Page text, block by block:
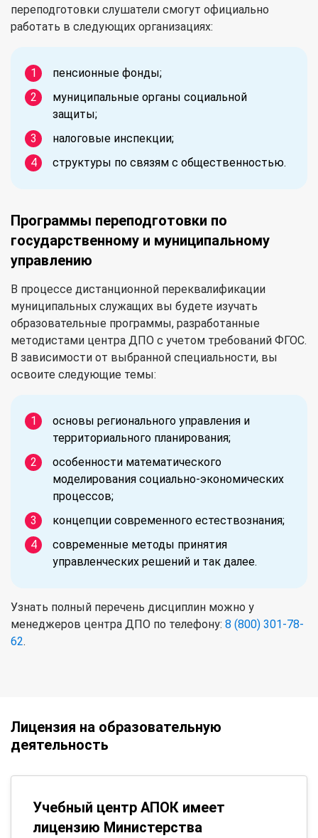
переподготовки слушатели смогут официально
работать в следующих организациях:
пенсионные фонды;
муниципальные органы социальной
защиты;
налоговые инспекции;
структуры по связям с общественностью.
Программы переподготовки по
государственному и муниципальному
управлению
В процессе дистанционной переквалификации
муниципальных служащих вы будете изучать
образовательные программы, разработанные
методистами центра ДПО с учетом требований ФГОС.
В зависимости от выбранной специальности, вы
освоите следующие темы:
основы регионального управления и
территориального планирования;
особенности математического
моделирования социально-экономических
процессов;
концепции современного естествознания;
современные методы принятия
управленческих решений и так далее.
Узнать полный перечень дисциплин можно у
менеджеров центра ДПО по телефону: 8 (800) 301-78-
62.
Лицензия на образовательную
деятельность
Учебный центр АПОК имеет
лицензию Министерства